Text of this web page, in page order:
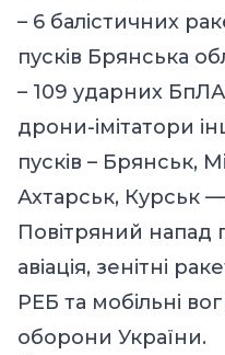
– 6 балістичних
пусків Брянська
– 109 ударних
дрони-імітатори
пусків – Брянськ,
Ахтарськ, Курськ
Повітряний напад
авіація, зенітні
РЕБ та мобільні
оборони України.